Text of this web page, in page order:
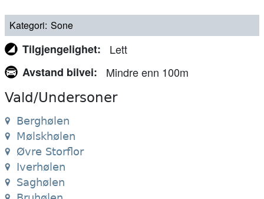
Kategori Sone
Tilgjengelighet
Lett
Avstand bilvei
Mindre enn 100m
Vald/Undersoner
Berghølen
Mølskhølen
Øvre Storflor
Iverhølen
Saghølen